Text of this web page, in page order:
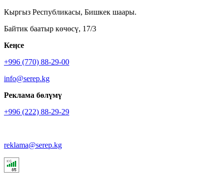
Кыргыз Республикасы, Бишкек шаары.
Байтик баатыр көчөсү, 17/3
Кеӊсе
+996 (770) 88-29-00
info@serep.kg
Реклама бөлүмү
+996 (222) 88-29-29
reklama@serep.kg